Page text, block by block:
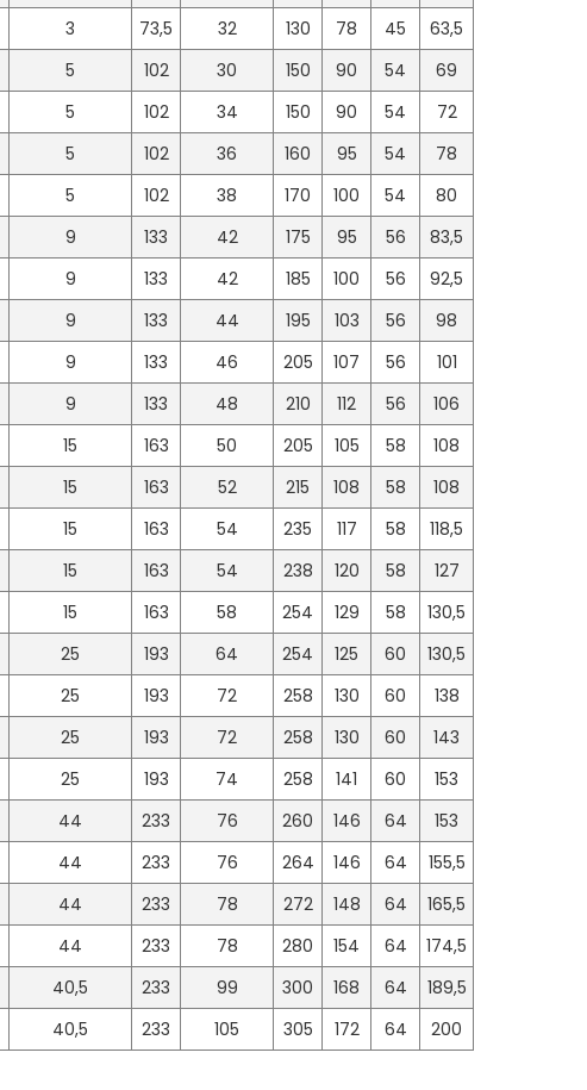
3 73,5 32 130 78 45 63,5
5 102 30 150 90 54
69
5 102 34 150 90 54
72
5 102 36 160 95 54
78
5 102 38 170 100 54 80
9 133 42 175 95 56
83,5
9 133 42 185 100 56
92,5
9 133 44 195 103 56
98
9 133 46 205 107 56
101
9 133 48 210 112 56 106
15 163 50 205 105 58
108
15 163 52 215 108 58
108
15 163 54 235 117 58
118,5
15 163 54 238 120 58
127
15 163 58 254 129 58 130,5
25 193 64 254 125 60
130,5
25 193 72 258 130 60
138
25 193 72 258 130 60
143
25 193 74 258 141 60 153
44 233 76 260 146 64
153
44 233 76 264 146 64
155,5
44 233 78 272 148 64
165,5
44 233 78 280 154 64
174,5
40,5 233 99 300 168 64
189,5
40,5 233 105 305 172 64 200